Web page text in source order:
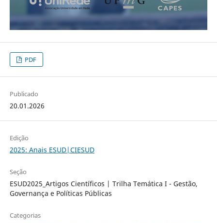
PDF
Publicado
20.01.2026
Edição
2025: Anais ESUD|CIESUD
Seção
ESUD2025_Artigos Científicos | Trilha Temática I - Gestão,
Governança e Políticas Públicas
Categorias